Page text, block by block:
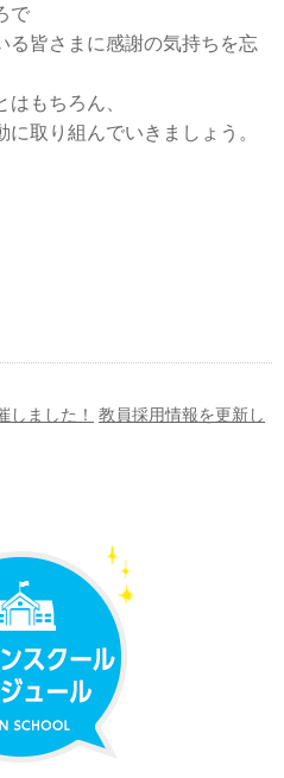
で
る皆さまに感謝の気持ちを忘
もちろん、
取り組んでいきましょう。
しました！
教員採用情報を更新し